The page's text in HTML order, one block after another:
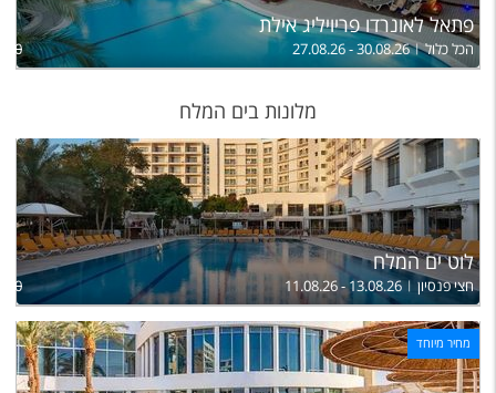
פתאל לאונרדו פריויליג אילת
הכל כלול 27.08.26 - 30.08.26
מלונות בים המלח
לוט ים המלח
חצי פנסיון 11.08.26 - 13.08.26
מחיר מיוחד